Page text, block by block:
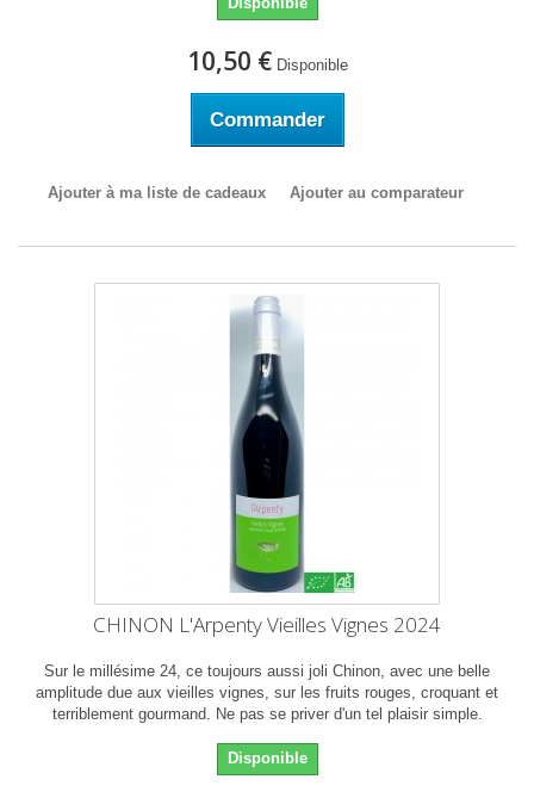
10,50 € Disponible
Commander
Ajouter à ma liste de cadeaux Ajouter au comparateur
CHINON L'Arpenty Vieilles Vignes 2024
Sur le millésime 24, ce toujours aussi joli Chinon, avec une belle
amplitude due aux vieilles vignes, sur les fruits rouges, croquant et
terriblement gourmand. Ne pas se priver d'un tel plaisir simple.
Disponible